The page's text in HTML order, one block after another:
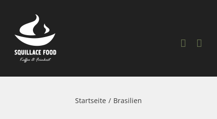
content
Startseite Brasilien